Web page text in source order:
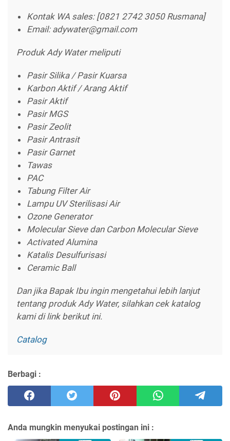
Kontak WA sales: [0821 2742 3050 Rusmana]
Email: adywater@gmail.com
Produk Ady Water meliputi
Pasir Silika / Pasir Kuarsa
Karbon Aktif / Arang Aktif
Pasir Aktif
Pasir MGS
Pasir Zeolit
Pasir Antrasit
Pasir Garnet
Tawas
PAC
Tabung Filter Air
Lampu UV Sterilisasi Air
Ozone Generator
Molecular Sieve dan Carbon Molecular Sieve
Activated Alumina
Katalis Desulfurisasi
Ceramic Ball
Dan jika Bapak Ibu ingin mengetahui lebih lanjut
tentang produk Ady Water, silahkan cek katalog
kami di link berikut ini.
Catalog
Berbagi :
Anda mungkin menyukai postingan ini :